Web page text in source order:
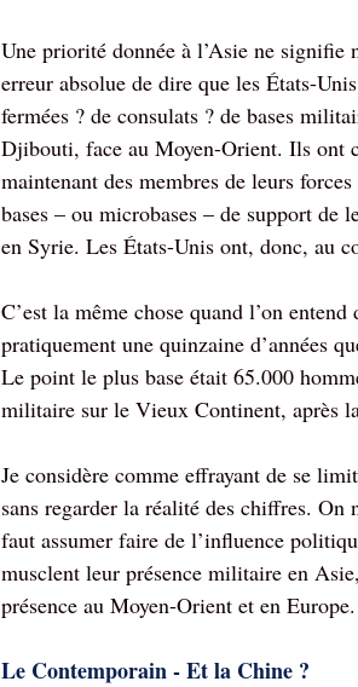
Une priorité donnée à l’Asie ne
erreur absolue de dire que les États-
fermées ? de consulats ? de bases
Djibouti, face au Moyen-Orient. Ils ont
maintenant des membres de leurs
bases – ou microbases – de support de
en Syrie. Les États-Unis ont, donc, au
C’est la même chose quand l’on
pratiquement une quinzaine d’années
Le point le plus base était 65.000
militaire sur le Vieux Continent, après
Je considère comme effrayant de se
sans regarder la réalité des chiffres. On
faut assumer faire de l’influence
musclent leur présence militaire en
présence au Moyen-Orient et en Europe.
Le Contemporain - Et la Chine ?